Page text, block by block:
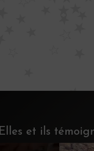
Elles et ils